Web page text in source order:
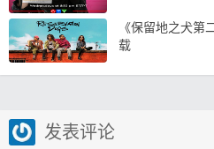
《保留地之犬第
载
发表评论